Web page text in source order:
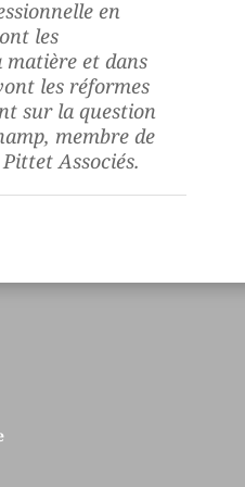
en
les
matière et dans
les réformes
sur la question
membre de
Associés.